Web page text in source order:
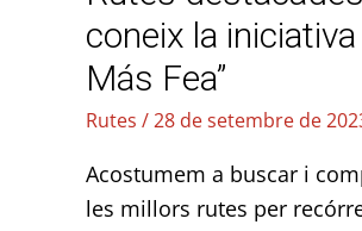
coneix la iniciativa
Más Fea”
Rutes /28 de setembre de
Acostumem a buscar i
les millors rutes per
Más
Fea”